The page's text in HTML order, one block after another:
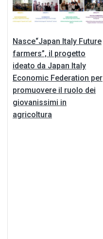
Nasce“Japan Italy Future
farmers”, il progetto
ideato da Japan Italy
Economic Federation per
promuovere il ruolo dei
giovanissimi in
agricoltura